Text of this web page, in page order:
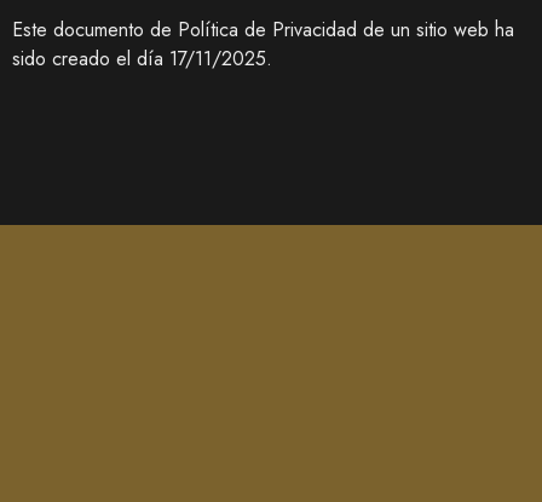
Este documento de Política de Privacidad de un sitio web ha
sido creado el día 17/11/2025.